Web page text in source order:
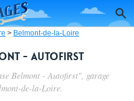
> Belmont-de-la-Loire
- Autofirst
Belmont - Autofirst", garage
de-la-Loire.